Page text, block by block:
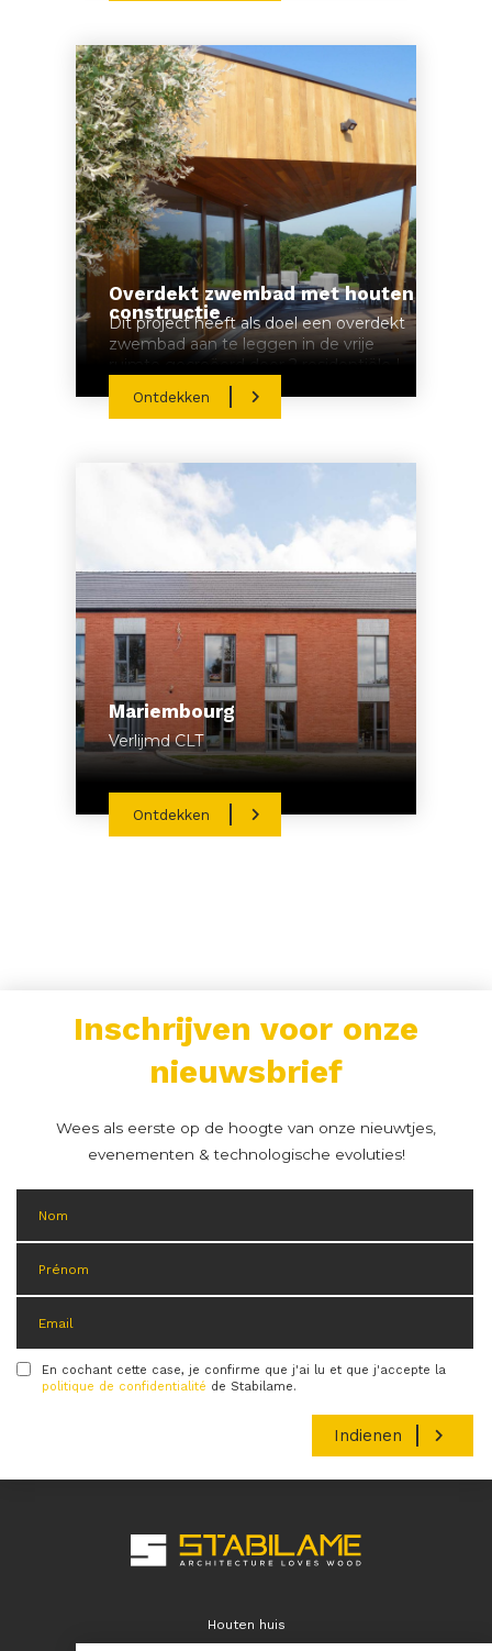
Overdekt zwembad met houten
constructie
Dit project heeft als doel een overdekt
zwembad aan te leggen in de vrije
ruimte gecreëerd door 2 residentiële L-
vormige gebouwen.
Ontdekken
Mariembourg
Verlijmd CLT
Ontdekken
Inschrijven voor onze
nieuwsbrief
Wees als eerste op de hoogte van onze nieuwtjes,
evenementen & technologische evoluties!
Condition
En cochant cette case, je confirme que j'ai lu et que j'accepte la
politique de confidentialité de Stabilame.
Houten huis